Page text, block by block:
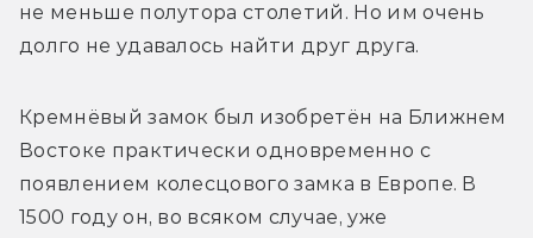
не меньше полутора столетий. Но им очень
долго не удавалось найти друг друга.
Кремнёвый замок был изобретён на Ближнем
Востоке практически одновременно с
появлением колесцового замка в Европе. В
1500 году он, во всяком случае, уже